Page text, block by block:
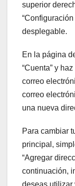
superior
desplegable.
En la página
“Cuenta” y
correo
correo
una nueva
Para cambiar
principal,
“Agregar
continuación,